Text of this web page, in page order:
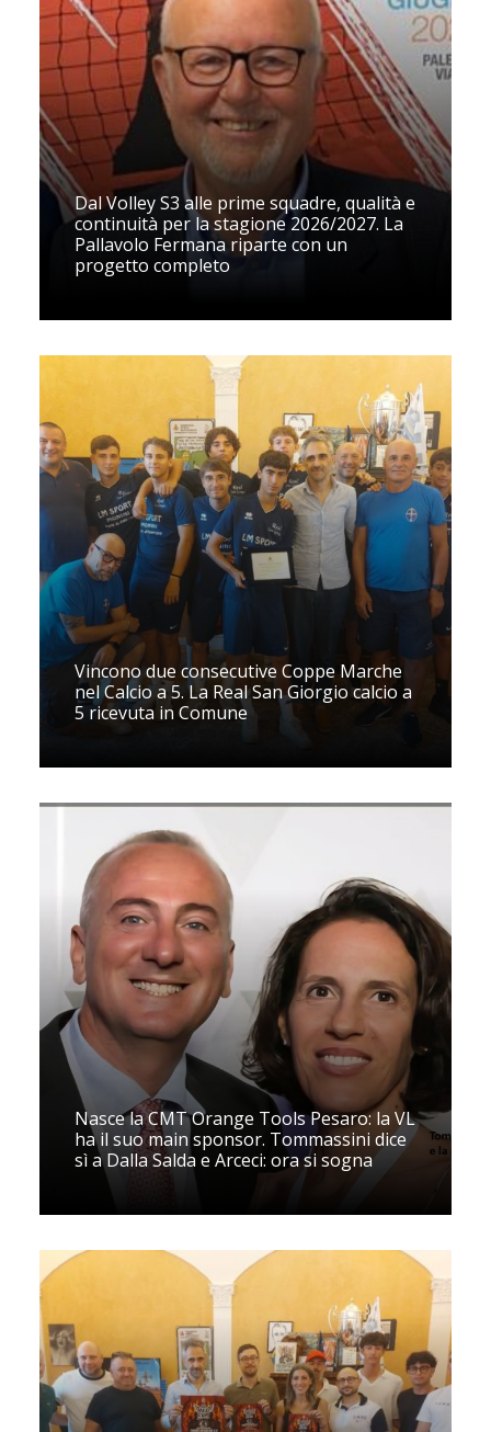
Dal Volley S3 alle prime squadre, qualità e
continuità per la stagione 2026/2027. La
Pallavolo Fermana riparte con un
progetto completo
Vincono due consecutive Coppe Marche
nel Calcio a 5. La Real San Giorgio calcio a
5 ricevuta in Comune
Nasce la CMT Orange Tools Pesaro: la VL
ha il suo main sponsor. Tommassini dice
sì a Dalla Salda e Arceci: ora si sogna